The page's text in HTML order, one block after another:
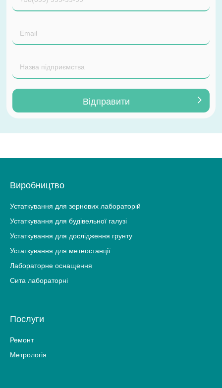
Виробництво
Устаткування для зернових лабораторій
Устаткування для будівельної галузі
Устаткування для дослідження грунту
Устаткування для метеостанції
Лабораторне оснащення
Сита лабораторні
Послуги
Ремонт
Метрологія